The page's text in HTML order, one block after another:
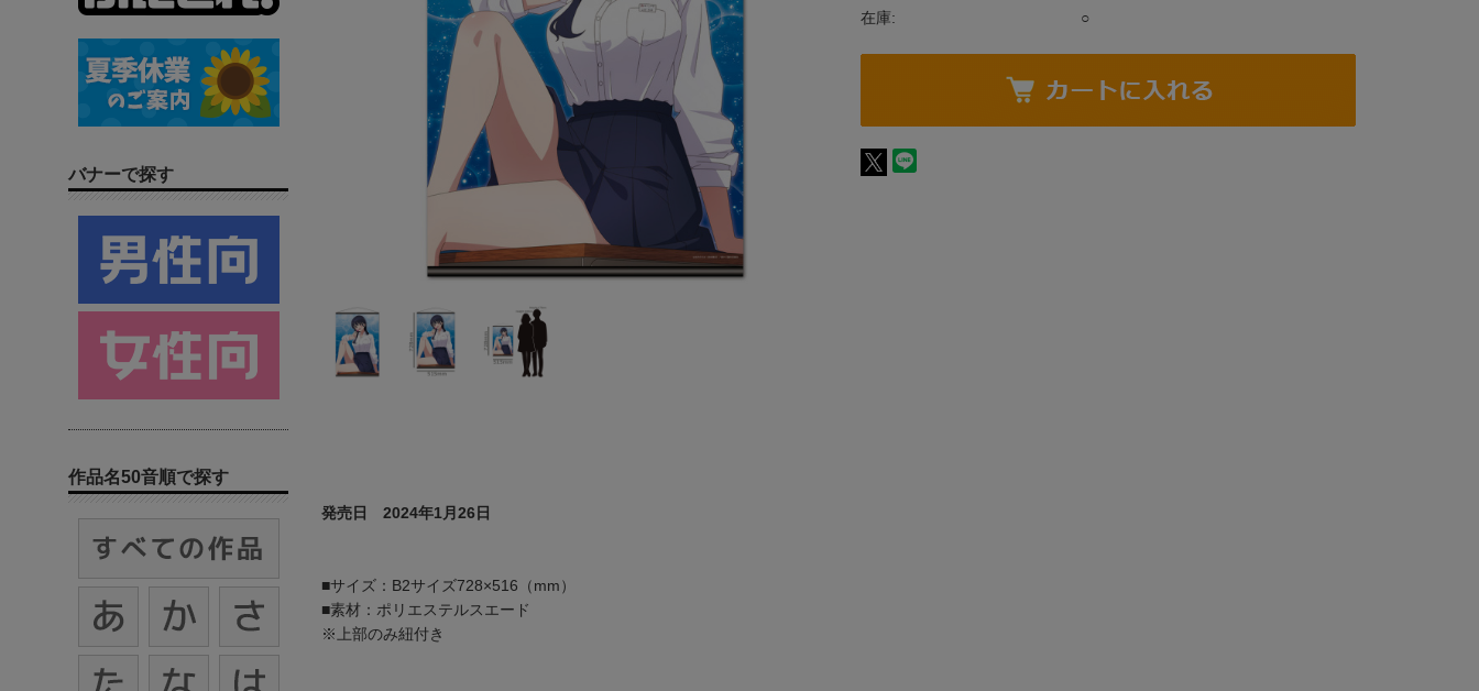
在庫: ○
発売日 2024年1月26日
■サイズ：B2サイズ728×516（mm）
■素材：ポリエステルスエード
※上部のみ紐付き
バナーで探す
作品名50音順で探す